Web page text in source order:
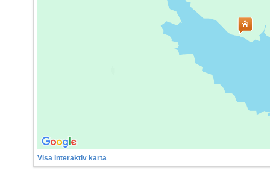
Visa interaktiv karta